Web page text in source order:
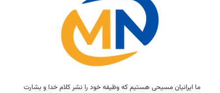
ما ایرانیان مسیحی هستیم كه وظیفه خود را نشر كلام خدا و بشارت